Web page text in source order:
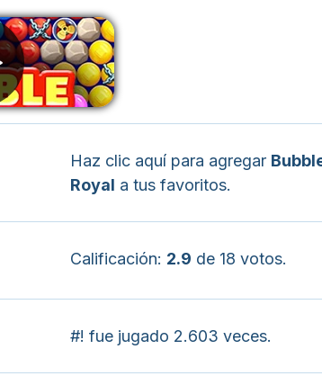
Haz clic aquí para agregar
Royal a tus favoritos.
Calificación: 2.9 de 18 votos.
#! fue jugado 2.603 veces.